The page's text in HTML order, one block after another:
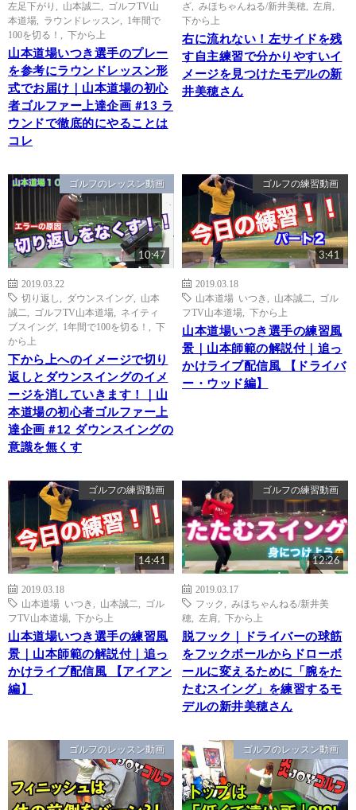
左足下がり
山本誠二
ゴルフTV山
本道場
ラウンドレッスン
1年間で
100を切る！
下から上
山本道場いつき選手のプレー
を参考にラウンドレッスン形
式でお届け｜山本道場の初心
者ゴルファー上達企画 #13 ラ
ウンドで徹底的にやることは
コレ
ざ
みほちゃんねる/新井美穂 左肩
下から上
右に流れない！左サイドを残
す自主練習で分かりやすいイ
メージを見つけたモデルの新
井美穂さん
ゴルフのレッスン動画
10:47
2019.03.22
切り返し
ダウンスイング
山本
誠二
ゴルフTV山本道場
ネイティ
ブスイング
1年間で100を切る！
下
から上
下から上へのイメージで切り
返しとダウンスイングのイメ
ージを消していきます！｜山
本道場の初心者ゴルファー上
達企画 #12 ダウンスイングの
意識を無くす
ゴルフの練習動画
3:41
2019.03.18
山本道場 いつき
山本誠二
ゴル
フTV山本道場
下から上
山本道場いつき選手の練習風
景｜山本師範の解説付｜追っ
かけライブ配信風 【ドライバ
ー・ウッド編】
ゴルフの練習動画
14:41
2019.03.18
山本道場 いつき
山本誠二
ゴル
フTV山本道場
下から上
山本道場いつき選手の練習風
景｜山本師範の解説付｜追っ
かけライブ配信風 【アイアン
編】
ゴルフの練習動画
12:26
2019.03.17
フック
みほちゃんねる/新井美
穂
左肩 下から上
脱フック｜ドライバーの球筋
をフックボールからドローボ
ールに変えるために「腕をた
たむスイング」を練習するモ
デルの新井美穂さん
ゴルフのレッスン動画 ゴルフのレッスン動画